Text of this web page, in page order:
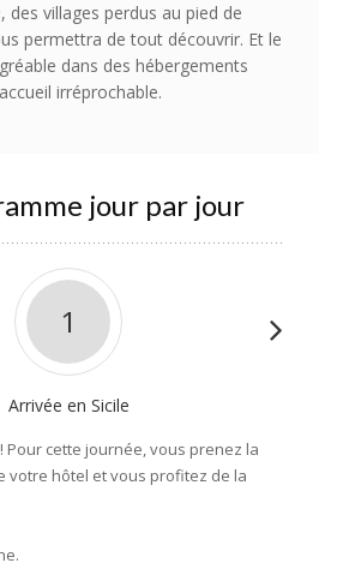
des villages perdus au pied de
permettra de tout découvrir. Et le
dans des hébergements
irréprochable.
jour par jour
1
Arrivée en Sicile
Pour cette journée, vous prenez la
votre hôtel et vous profitez de la